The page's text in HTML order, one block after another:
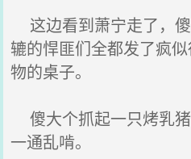
这边看到萧宁走了，
辘的悍匪们全都发了疯
物的桌子。
傻大个抓起一只烤乳
一通乱啃。